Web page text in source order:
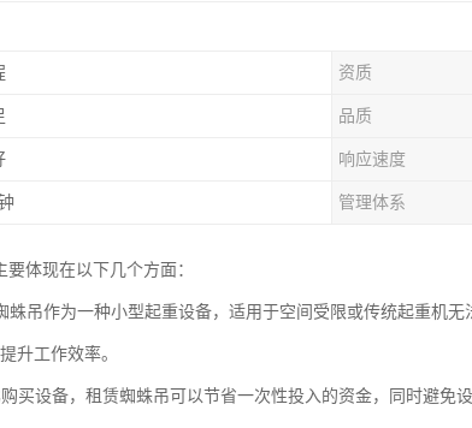
资质
品质
响应速度
管理体系
体现在以下几个方面：
蛛吊作为一种小型起重设备，适用于空间受限或传统起重机
升工作效率。
买设备，租赁蜘蛛吊可以节省一次性投入的资金，同时避免